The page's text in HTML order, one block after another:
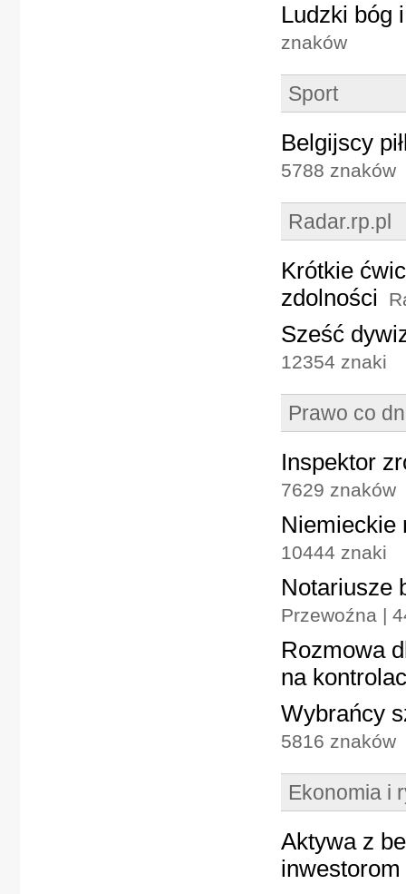
Ludzki bóg
znaków
Sport
Belgijscy
5788 znaków
Radar.rp.pl
Krótkie
zdolności
Sześć
12354 znaki
Prawo co
Inspektor
7629 znaków
Niemieckie
10444 znaki
Notariusze
Przewoźna |
Rozmowa
na
Wybrańcy
5816 znaków
Ekonomia i
Aktywa z
inwestorom